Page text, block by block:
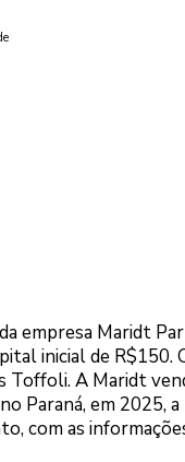
empresa Maridt
inicial de R$150.
Toffoli. A Maridt
Paraná, em 2025,
com as